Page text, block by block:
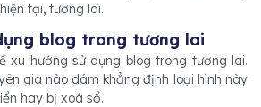
tại, tương lai.
blog trong tương lai
xu hướng sử dụng blog trong tương lai.
gia nào dám khẳng định loại hình này
hay bị xoá sổ.